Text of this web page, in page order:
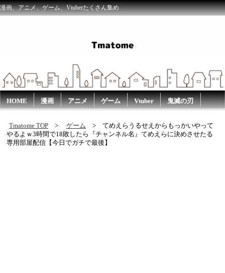
漫画、アニメ、ゲーム、Vtuberたくさん集め
HOME 漫画 アニメ ゲーム Vtuber 鬼滅の刃
Tmatome TOP ゲーム
てめえらうるせえからもっかいやって
やるよｗ3時間で18敗したら『チャンネル名』てめえらに決めさせたる
専用部屋配信【今日でガチで最後】